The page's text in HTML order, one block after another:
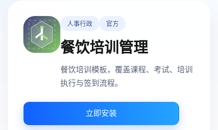
人事行政 官方
餐饮培训管理
餐饮培训模板，覆盖课程、考试、培训
执行与签到流程。
立即安装